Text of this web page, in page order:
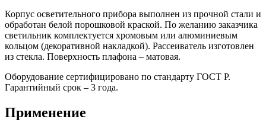
Корпус осветительного прибора выполнен из прочной стали и
обработан белой порошковой краской. По желанию заказчика
светильник комплектуется хромовым или алюминиевым
кольцом (декоративной накладкой). Рассеиватель изготовлен
из стекла. Поверхность плафона – матовая.
Оборудование сертифицировано по стандарту ГОСТ Р.
Гарантийный срок – 3 года.
Применение